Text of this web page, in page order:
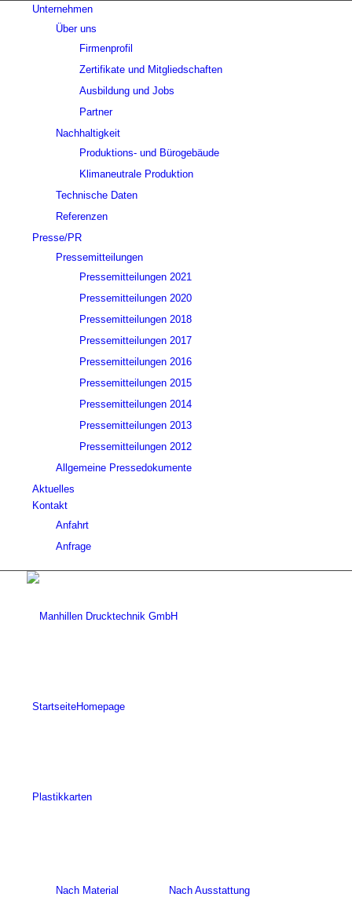
Unternehmen
Über uns
Firmenprofil
Zertifikate und Mitgliedschaften
Ausbildung und Jobs
Partner
Nachhaltigkeit
Produktions- und Bürogebäude
Klimaneutrale Produktion
Technische Daten
Referenzen
Presse/PR
Pressemitteilungen
Pressemitteilungen 2021
Pressemitteilungen 2020
Pressemitteilungen 2018
Pressemitteilungen 2017
Pressemitteilungen 2016
Pressemitteilungen 2015
Pressemitteilungen 2014
Pressemitteilungen 2013
Pressemitteilungen 2012
Allgemeine Pressedokumente
Aktuelles
Kontakt
Anfahrt
Anfrage
StartseiteHomepage
Plastikkarten
Nach Material Nach Ausstattung